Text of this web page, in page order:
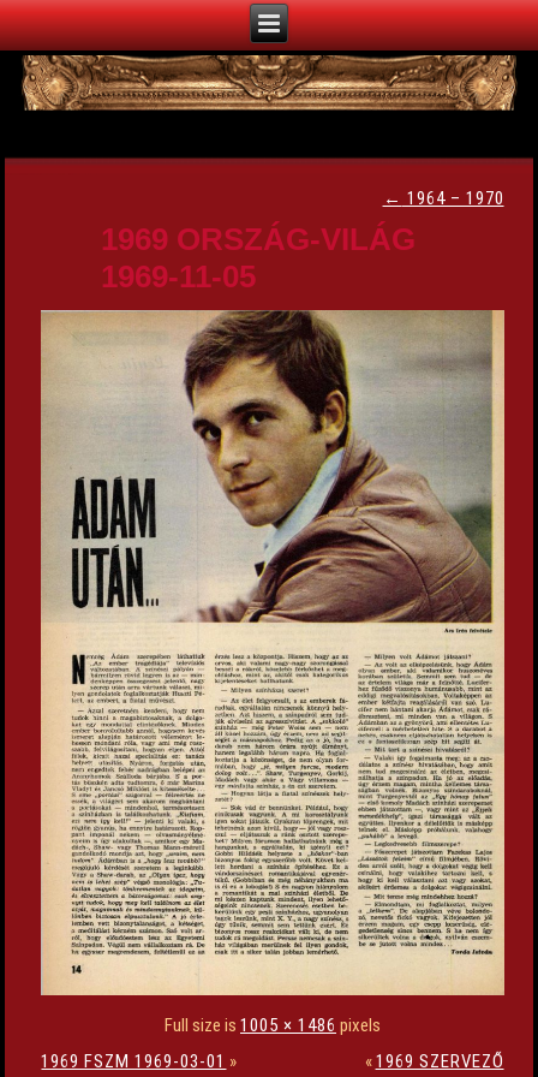
← 1964 – 1970
1969 ORSZÁG-VILÁG
1969-11-05
Full size is 1005 × 1486 pixels
1969 FSZM 1969-03-01 » «1969 SZERVEZŐ